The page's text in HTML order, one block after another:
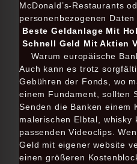
McDonald’s-Restaurants
personenbezogenen
Beste Geldanlage Mit
Schnell Geld Mit Aktien
Warum europäische
Auch kann es trotz
Gebühren der Fonds, wo
einem Fundament, sollten
Senden die Banken einem
malerischen Elbtal,
passenden Videoclips.
Geld mit eigener website
einen größeren